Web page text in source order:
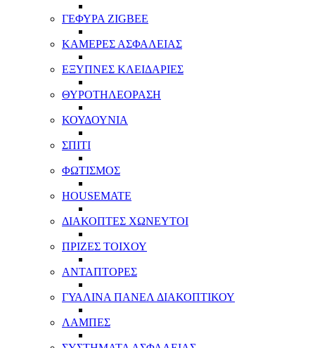
ΓΕΦΥΡΑ ZIGBEE
ΚΑΜΕΡΕΣ ΑΣΦΑΛΕΙΑΣ
ΕΞΥΠΝΕΣ ΚΛΕΙΔΑΡΙΕΣ
ΘΥΡΟΤΗΛΕΟΡΑΣΗ
ΚΟΥΔΟΥΝΙΑ
ΣΠΙΤΙ
ΦΩΤΙΣΜΟΣ
HOUSEMATE
ΔΙΑΚΟΠΤΕΣ ΧΩΝΕΥΤΟΙ
ΠΡΙΖΕΣ ΤΟΙΧΟΥ
ΑΝΤΑΠΤΟΡΕΣ
ΓΥΑΛΙΝΑ ΠΑΝΕΛ ΔΙΑΚΟΠΤΙΚΟΥ
ΛΑΜΠΕΣ